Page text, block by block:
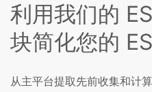
利用我们的
块简化您的
从主平台提取先前收集和计